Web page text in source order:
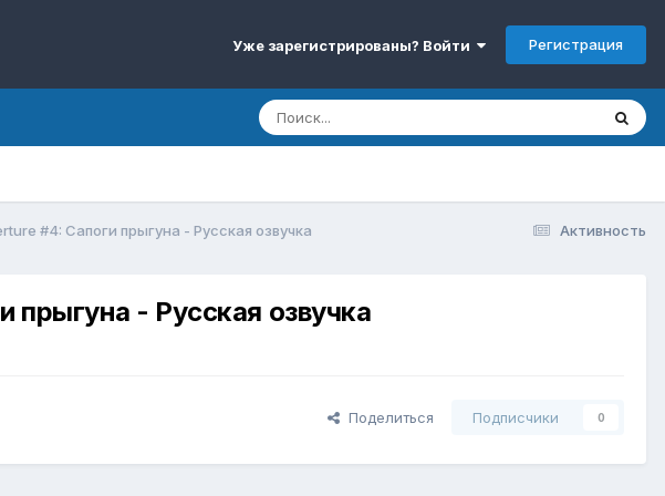
Уже зарегистрированы? Войти Регистрация
Активность
#4: Сапоги прыгуна - Русская озвучка
- Русская озвучка
Поделиться Подписчики 0